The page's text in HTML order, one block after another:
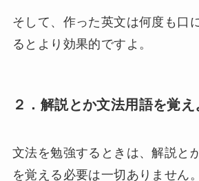
そして、作った英文は何度も口
るとより効果的ですよ。
２．解説とか文法用語を覚
文法を勉強するときは、解説と
を覚える必要は一切ありません。